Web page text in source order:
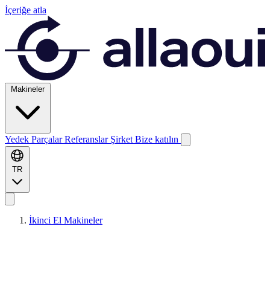
İçeriğe atla
Makineler
Yedek ParçalarReferanslar Şirket Bize katılın
TR
İkinci El Makineler